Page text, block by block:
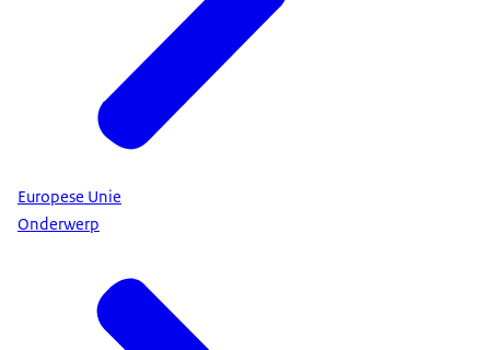
Europese Unie
Onderwerp